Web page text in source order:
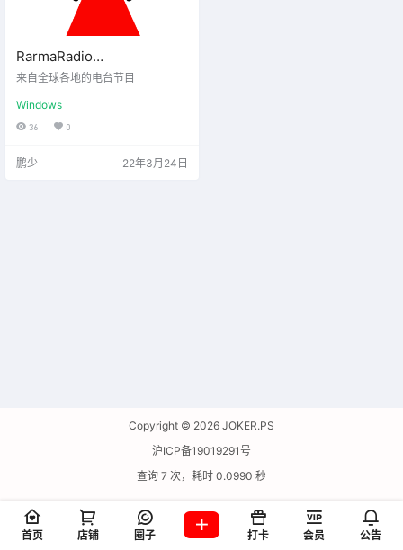
RarmaRadio
2.73.5/TapinRadio 2.15.4便
来自全球各地的电台节目
Windows
36 0
鹏少 22年3月24日
Copyright © 2026 JOKER.PS
沪ICP备19019291号
查询 7 次，耗时 0.0990 秒
首页 店铺 圈子 打卡 会员 公告